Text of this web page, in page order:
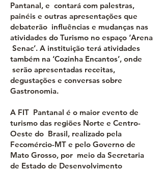
Pantanal, e contará com palestras,
painéis e outras apresentações que
debaterão influências e mudanças nas
atividades do Turismo no espaço ‘Arena
Senac’. A instituição terá atividades
também na ‘Cozinha Encantos’, onde
serão apresentadas receitas,
degustações e conversas sobre
Gastronomia.
A FIT Pantanal é o maior evento de
turismo das regiões Norte e Centro-
Oeste do Brasil, realizado pela
Fecomércio-MT e pelo Governo de
Mato Grosso, por meio da Secretaria
de Estado de Desenvolvimento